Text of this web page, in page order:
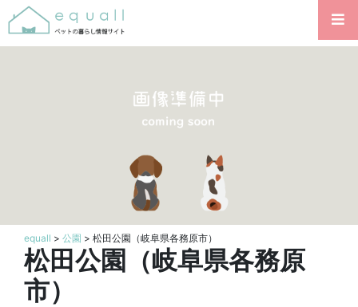
equall > 公園 > 松田公園（岐阜県各務原市）
松田公園（岐阜県各務原
市）